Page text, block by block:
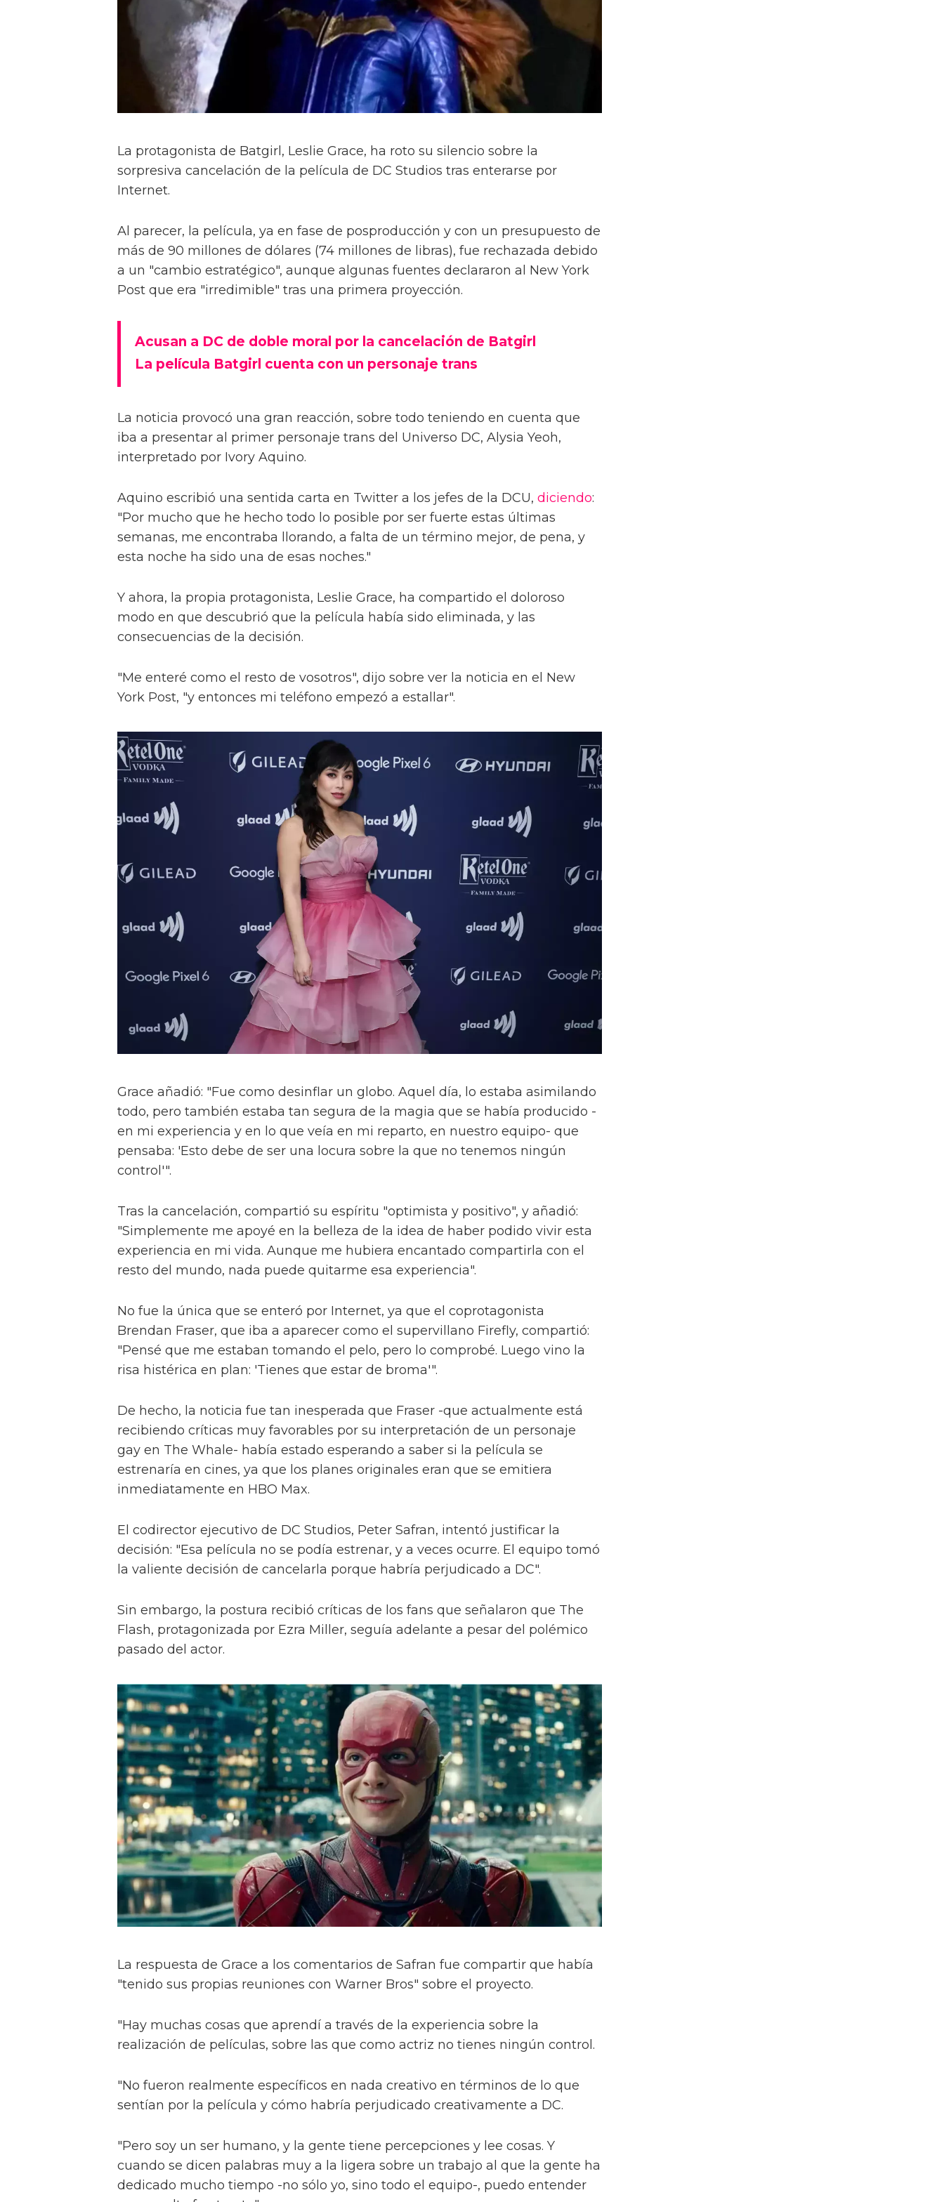
La protagonista de Batgirl, Leslie Grace, ha roto su silencio sobre la
sorpresiva cancelación de la película de DC Studios tras enterarse por
Internet.
Al parecer, la película, ya en fase de posproducción y con un presupuesto de
más de 90 millones de dólares (74 millones de libras), fue rechazada debido
a un "cambio estratégico", aunque algunas fuentes declararon al New York
Post que era "irredimible" tras una primera proyección.
Acusan a DC de doble moral por la cancelación de Batgirl
La película Batgirl cuenta con un personaje trans
La noticia provocó una gran reacción, sobre todo teniendo en cuenta que
iba a presentar al primer personaje trans del Universo DC, Alysia Yeoh,
interpretado por Ivory Aquino.
Aquino escribió una sentida carta en Twitter a los jefes de la DCU, diciendo:
"Por mucho que he hecho todo lo posible por ser fuerte estas últimas
semanas, me encontraba llorando, a falta de un término mejor, de pena, y
esta noche ha sido una de esas noches."
Y ahora, la propia protagonista, Leslie Grace, ha compartido el doloroso
modo en que descubrió que la película había sido eliminada, y las
consecuencias de la decisión.
"Me enteré como el resto de vosotros", dijo sobre ver la noticia en el New
York Post, "y entonces mi teléfono empezó a estallar".
Grace añadió: "Fue como desinflar un globo. Aquel día, lo estaba asimilando
todo, pero también estaba tan segura de la magia que se había producido -
en mi experiencia y en lo que veía en mi reparto, en nuestro equipo- que
pensaba: 'Esto debe de ser una locura sobre la que no tenemos ningún
control'".
Tras la cancelación, compartió su espíritu "optimista y positivo", y añadió:
"Simplemente me apoyé en la belleza de la idea de haber podido vivir esta
experiencia en mi vida. Aunque me hubiera encantado compartirla con el
resto del mundo, nada puede quitarme esa experiencia".
No fue la única que se enteró por Internet, ya que el coprotagonista
Brendan Fraser, que iba a aparecer como el supervillano Firefly, compartió:
"Pensé que me estaban tomando el pelo, pero lo comprobé. Luego vino la
risa histérica en plan: 'Tienes que estar de broma'".
De hecho, la noticia fue tan inesperada que Fraser -que actualmente está
recibiendo críticas muy favorables por su interpretación de un personaje
gay en The Whale- había estado esperando a saber si la película se
estrenaría en cines, ya que los planes originales eran que se emitiera
inmediatamente en HBO Max.
El codirector ejecutivo de DC Studios, Peter Safran, intentó justificar la
decisión: "Esa película no se podía estrenar, y a veces ocurre. El equipo tomó
la valiente decisión de cancelarla porque habría perjudicado a DC".
Sin embargo, la postura recibió críticas de los fans que señalaron que The
Flash, protagonizada por Ezra Miller, seguía adelante a pesar del polémico
pasado del actor.
La respuesta de Grace a los comentarios de Safran fue compartir que había
"tenido sus propias reuniones con Warner Bros" sobre el proyecto.
"Hay muchas cosas que aprendí a través de la experiencia sobre la
realización de películas, sobre las que como actriz no tienes ningún control.
"No fueron realmente específicos en nada creativo en términos de lo que
sentían por la película y cómo habría perjudicado creativamente a DC.
"Pero soy un ser humano, y la gente tiene percepciones y lee cosas. Y
cuando se dicen palabras muy a la ligera sobre un trabajo al que la gente ha
dedicado mucho tiempo -no sólo yo, sino todo el equipo-, puedo entender